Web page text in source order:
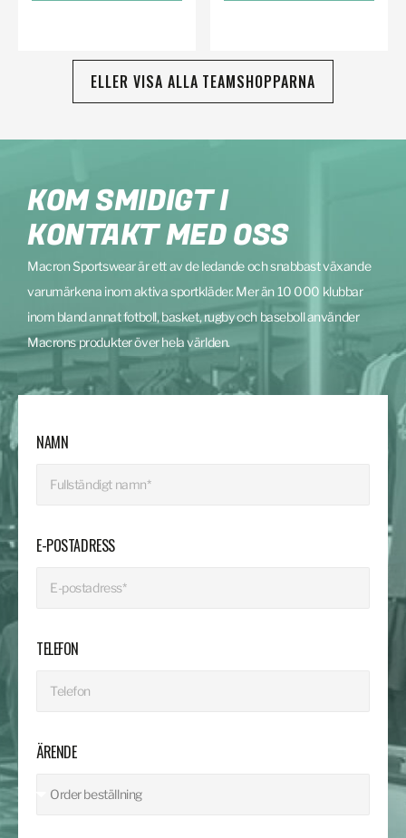
ELLER VISA ALLA TEAMSHOPPARNA
KOM SMIDIGT I
KONTAKT MED OSS
Macron Sportswear är ett av de ledande och snabbast växande
varumärkena inom aktiva sportkläder. Mer än 10 000 klubbar
inom bland annat fotboll, basket, rugby och baseboll använder
Macrons produkter över hela världen.
NAMN
E-POSTADRESS
TELEFON
ÄRENDE